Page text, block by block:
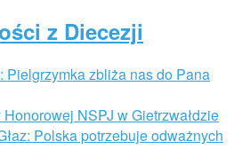
z Diecezji
Pielgrzymka zbliża nas do Pana
NSPJ w Gietrzwałdzie
Polska potrzebuje odważnych